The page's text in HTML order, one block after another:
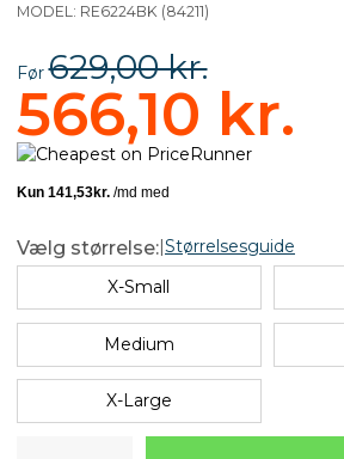
MODEL: RE6224BK (84211)
Før629,00 kr.
566,10 kr.
Vælg størrelse:|Størrelsesguide
X-Small
Medium
X-Large